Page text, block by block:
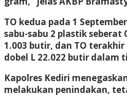
TO kedua pada 1
sabu-sabu 2 plastik seberat
1.003 butir, dan TO terakhir
dobel L 22.022 butir dalam
Kapolres Kediri
melakukan penindakan,